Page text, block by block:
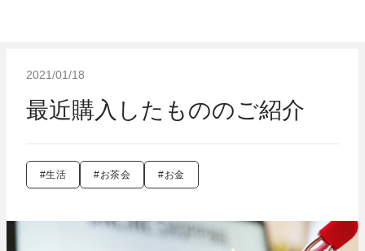
2021/01/18
最近購入したもののご紹介
#生活 #お茶会 #お金